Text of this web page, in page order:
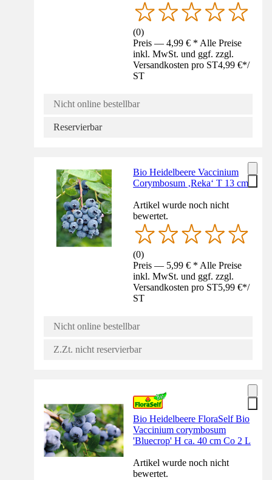
(0)
Preis — 4,99 € * Alle Preise
inkl. MwSt. und ggf. zzgl.
Versandkosten pro ST4,99 €*/
ST
Nicht online bestellbar
Reservierbar
Bio Heidelbeere Vaccinium
Corymbosum ‚Reka‘ T 13 cm
Artikel wurde noch nicht
bewertet.
(0)
Preis — 5,99 € * Alle Preise
inkl. MwSt. und ggf. zzgl.
Versandkosten pro ST5,99 €*/
ST
Nicht online bestellbar
Z.Zt. nicht reservierbar
Bio Heidelbeere FloraSelf Bio
Vaccinium corymbosum
'Bluecrop' H ca. 40 cm Co 2 L
Artikel wurde noch nicht
bewertet.